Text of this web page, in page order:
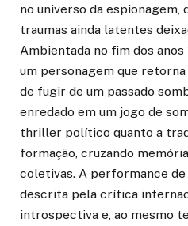
no universo da espionagem,
traumas ainda latentes
Ambientada no fim dos
um personagem que
de fugir de um passado
enredado em um jogo de
thriller político quanto a
formação, cruzando
coletivas. A performance
descrita pela crítica
introspectiva e, ao mesmo